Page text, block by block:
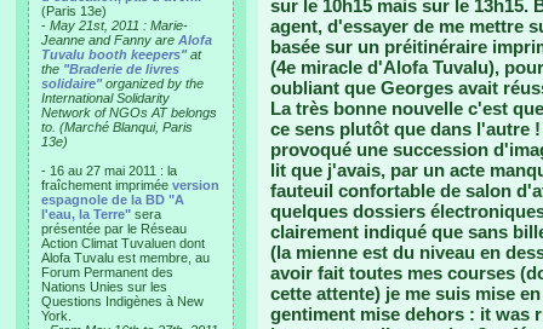
(Paris 13e)
- May 21st, 2011 : Marie-
Jeanne and Fanny are Alofa
Tuvalu booth keepers"at
the "Braderie de livres
solidaire"organized by the
International Solidarity
Network of NGOs AT belongs
to. (Marché Blanqui, Paris
13e)
- 16 au 27 mai 2011 : la
fraîchement imprimée version
espagnole de la BD "A
l'eau, la Terre" sera
présentée par le Réseau
Action Climat Tuvaluen dont
Alofa Tuvalu est membre, au
Forum Permanent des
Nations Unies sur les
Questions Indigènes à New
York.
sur le 10h15 mais sur le 13h15.
agent, d'essayer de me mettre
basée sur un préitinéraire
(4e miracle d'Alofa Tuvalu),
oubliant que Georges avait
La très bonne nouvelle c'est
ce sens plutôt que dans l'autre
provoqué une succession
lit que j'avais, par un acte
fauteuil confortable de salon
quelques dossiers
clairement indiqué que sans
(la mienne est du niveau en
avoir fait toutes mes courses
cette attente) je me suis mise
gentiment mise dehors : it was